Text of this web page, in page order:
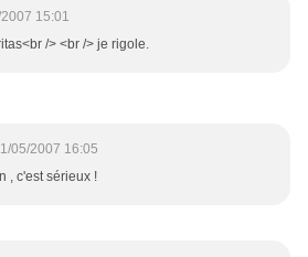
15:01
/> <br /> je rigole.
05/2007 16:05
, c'est sérieux !